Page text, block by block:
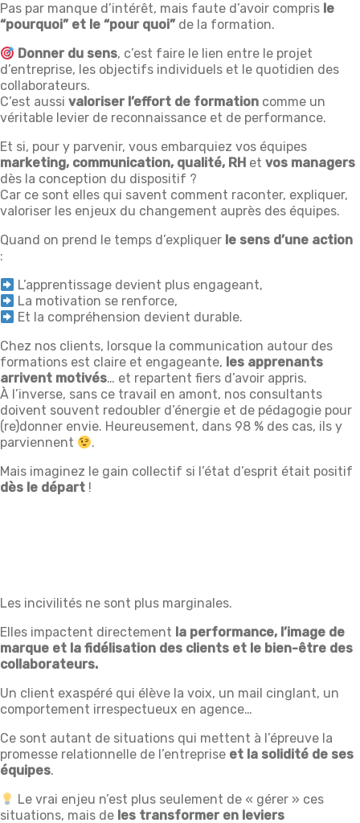
Pas par manque d’intérêt, mais faute d’avoir compris le
“pourquoi” et le “pour quoi” de la formation.
Donner du sens, c’est faire le lien entre le projet
d’entreprise, les objectifs individuels et le quotidien des
collaborateurs.
C’est aussi valoriser l’effort de formation comme un
véritable levier de reconnaissance et de performance.
Et si, pour y parvenir, vous embarquiez vos équipes
marketing, communication, qualité, RH et vos managers
dès la conception du dispositif ?
Car ce sont elles qui savent comment raconter, expliquer,
valoriser les enjeux du changement auprès des équipes.
Quand on prend le temps d’expliquer le sens d’une action
:
L’apprentissage devient plus engageant,
La motivation se renforce,
Et la compréhension devient durable.
Chez nos clients, lorsque la communication autour des
formations est claire et engageante, les apprenants
arrivent motivés… et repartent fiers d’avoir appris.
À l’inverse, sans ce travail en amont, nos consultants
doivent souvent redoubler d’énergie et de pédagogie pour
(re)donner envie. Heureusement, dans 98 % des cas, ils y
parviennent
.
Mais imaginez le gain collectif si l’état d’esprit était positif
dès le départ !
Les incivilités ne sont plus marginales.
Elles impactent directement la performance, l’image de
marque et la fidélisation des clients et le bien-être des
collaborateurs.
Un client exaspéré qui élève la voix, un mail cinglant, un
comportement irrespectueux en agence…
Ce sont autant de situations qui mettent à l’épreuve la
promesse relationnelle de l’entreprise et la solidité de ses
équipes.
Le vrai enjeu n’est plus seulement de « gérer » ces
situations, mais de les transformer en leviers